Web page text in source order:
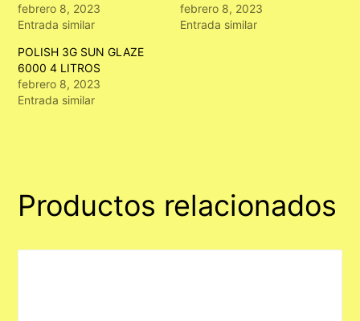
febrero 8, 2023
Entrada similar
febrero 8, 2023
Entrada similar
POLISH 3G SUN GLAZE
6000 4 LITROS
febrero 8, 2023
Entrada similar
Productos relacionados